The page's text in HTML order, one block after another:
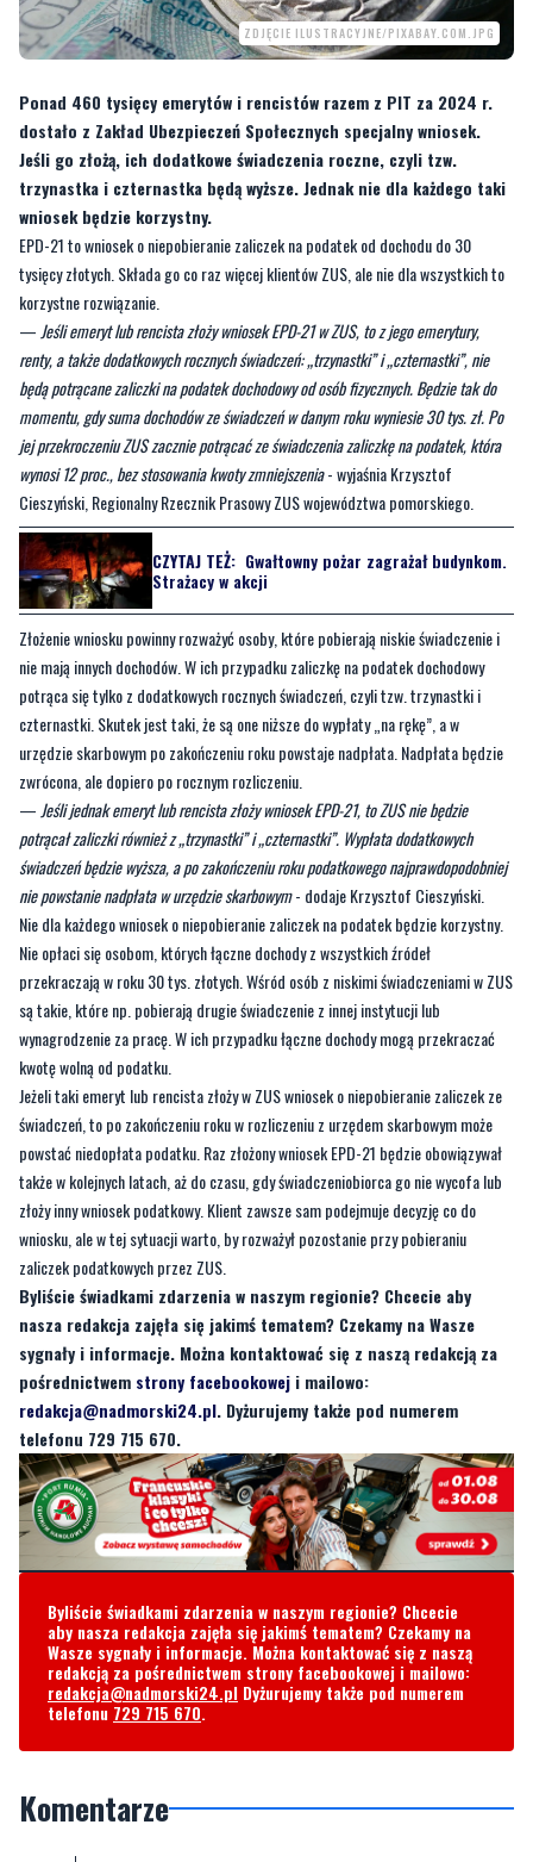
Ponad 460 tysięcy emerytów i rencistów razem z PIT za 2024 r.
dostało z Zakład Ubezpieczeń Społecznych specjalny wniosek.
trzynastka i czternastka będą wyższe. Jednak nie dla każdego taki
wniosek będzie korzystny.
EPD-21 to wniosek o niepobieranie zaliczek na podatek od dochodu do 30
tysięcy złotych. Składa go co raz więcej klientów ZUS, ale nie dla wszystkich to
korzystne rozwiązanie.
—Jeśli emeryt lub rencista złoży wniosek EPD-21 w ZUS, to z jego emerytury,
renty, a także dodatkowych rocznych świadczeń: „trzynastki” i „czternastki”, nie
będą potrącane zaliczki na podatek dochodowy od osób fizycznych. Będzie tak do
momentu, gdy suma dochodów ze świadczeń w danym roku wyniesie 30 tys. zł. Po
jej przekroczeniu ZUS zacznie potrącać ze świadczenia zaliczkę na podatek, która
wynosi 12 proc., bez stosowania kwoty zmniejszenia- wyjaśnia Krzysztof
Cieszyński, Regionalny Rzecznik Prasowy ZUS województwa pomorskiego.
CZYTAJ TEŻ:Gwałtowny pożar zagrażał budynkom.
Strażacy w akcji
Złożenie wniosku powinny rozważyć osoby, które pobierają niskie świadczenie i
nie mają innych dochodów. W ich przypadku zaliczkę na podatek dochodowy
potrąca się tylko z dodatkowych rocznych świadczeń, czyli tzw. trzynastki i
czternastki. Skutek jest taki, że są one niższe do wypłaty „na rękę”, a w
urzędzie skarbowym po zakończeniu roku powstaje nadpłata. Nadpłata będzie
zwrócona, ale dopiero po rocznym rozliczeniu.
—Jeśli jednak emeryt lub rencista złoży wniosek EPD-21, to ZUS nie będzie
potrącał zaliczki również z „trzynastki” i „czternastki”. Wypłata dodatkowych
świadczeń będzie wyższa, a po zakończeniu roku podatkowego najprawdopodobniej
nie powstanie nadpłata w urzędzie skarbowym- dodaje Krzysztof Cieszyński.
Nie dla każdego wniosek o niepobieranie zaliczek na podatek będzie korzystny.
Nie opłaci się osobom, których łączne dochody z wszystkich źródeł
przekraczają w roku 30 tys. złotych. Wśród osób z niskimi świadczeniami w ZUS
są takie, które np. pobierają drugie świadczenie z innej instytucji lub
wynagrodzenie za pracę. W ich przypadku łączne dochody mogą przekraczać
kwotę wolną od podatku.
Jeżeli taki emeryt lub rencista złoży w ZUS wniosek o niepobieranie zaliczek ze
świadczeń, to po zakończeniu roku w rozliczeniu z urzędem skarbowym może
powstać niedopłata podatku. Raz złożony wniosek EPD-21 będzie obowiązywał
także w kolejnych latach, aż do czasu, gdy świadczeniobiorca go nie wycofa lub
złoży inny wniosek podatkowy. Klient zawsze sam podejmuje decyzję co do
wniosku, ale w tej sytuacji warto, by rozważył pozostanie przy pobieraniu
zaliczek podatkowych przez ZUS.
Byliście świadkami zdarzenia w naszym regionie? Chcecie aby
nasza redakcja zajęła się jakimś tematem? Czekamy na Wasze
sygnały i informacje. Można kontaktować się z naszą redakcją za
pośrednictwemstrony facebookoweji mailowo:
redakcja@nadmorski24.pl. Dyżurujemy także pod numerem
telefonu 729 715 670.
Byliście świadkami zdarzenia w naszym regionie? Chcecie
aby nasza redakcja zajęła się jakimś tematem? Czekamy na
Wasze sygnały i informacje. Można kontaktować się z naszą
redakcja@nadmorski24.plDyżurujemy także pod numerem
telefonu729 715 670.
Komentarze
Dlaczego PISowcy jeszcze nie siedzą?